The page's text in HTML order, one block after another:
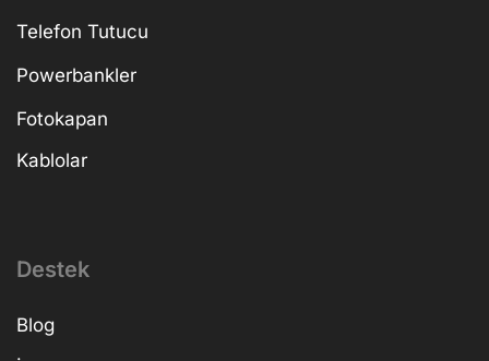
Telefon Tutucu
Powerbankler
Fotokapan
Kablolar
Destek
Blog